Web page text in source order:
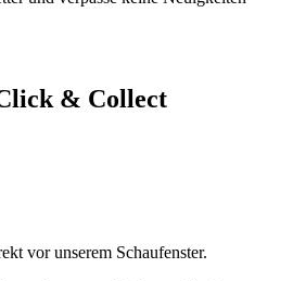
& Collect
vor unserem Schaufenster.